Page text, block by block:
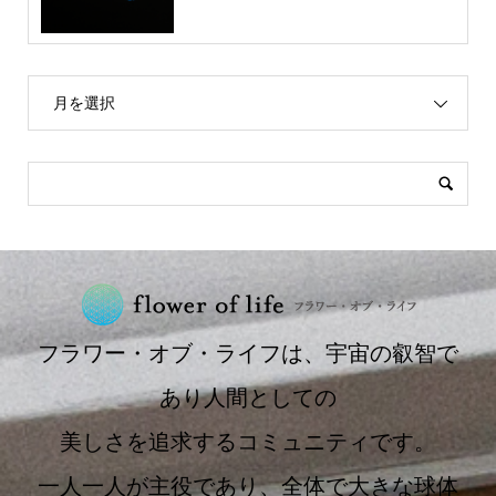
月を選択
フラワー・オブ・ライフは、宇宙の叡智で
あり人間としての
美しさを追求するコミュニティです。
一人一人が主役であり、全体で大きな球体